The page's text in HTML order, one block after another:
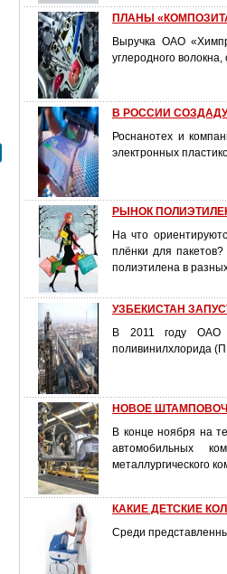
ПЛАНЫ
Выручка ОАО
углеродного
В РОССИИ
Роснанотех и
электронных
РЫНОК
На что
плёнки для
полиэтилена в
УЗБЕКИСТАН
В 2011 году ОАО
поливинилхлорида
НОВОЕ
В конце ноября на
автомобильных
металлургического
КАКИЕ ДЕТСКИЕ
Среди